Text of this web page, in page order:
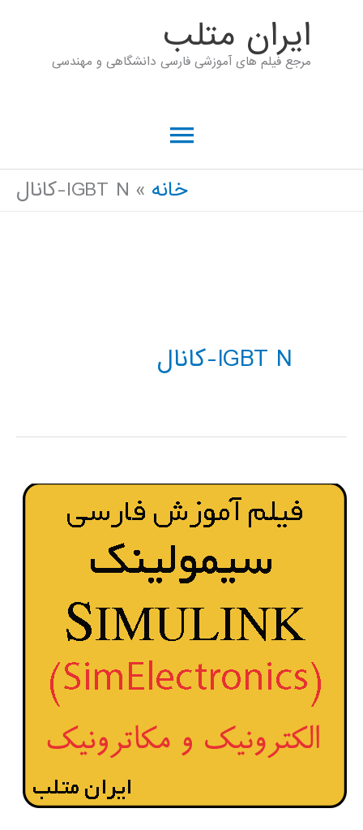
ايران متلب
مرجع فیلم های آموزشی فارسی دانشگاهی و مهندسی
فهرست
اصلی
خانه IGBT N-کانال
IGBT N-کانال